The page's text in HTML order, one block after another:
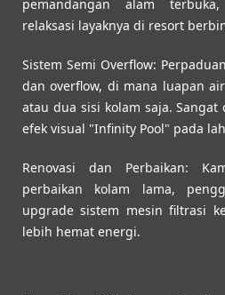
pemandangan alam
relaksasi layaknya di resort
Sistem Semi Overflow:
dan overflow, di mana luapan
atau dua sisi kolam saja. Sangat
efek visual "Infinity Pool" pada
Renovasi dan Perbaikan:
perbaikan kolam lama,
upgrade sistem mesin filtrasi
lebih hemat energi.